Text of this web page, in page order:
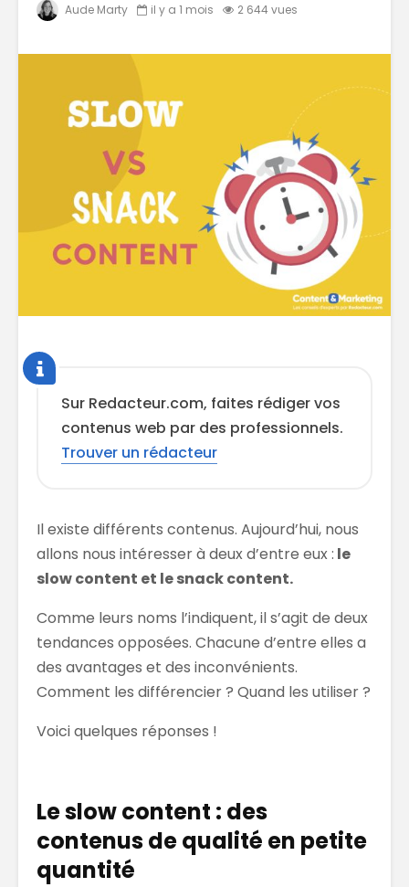
Aude Marty il y a 1 mois 2 644 vues
Sur Redacteur.com, faites rédiger vos
contenus web par des professionnels.
Trouver un rédacteur
Il existe différents contenus. Aujourd’hui, nous
allons nous intéresser à deux d’entre eux : le
slow content et le snack content.
Comme leurs noms l’indiquent, il s’agit de deux
tendances opposées. Chacune d’entre elles a
des avantages et des inconvénients.
Comment les différencier ? Quand les utiliser ?
Voici quelques réponses !
Le slow content : des
contenus de qualité en petite
quantité